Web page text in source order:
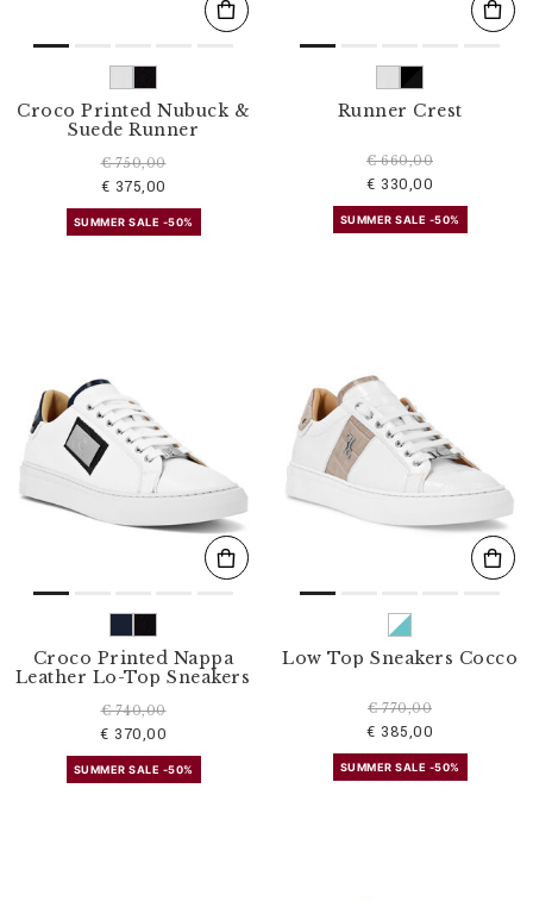
Croco Printed Nubuck &
Suede Runner
€ 750,00
€ 375,00
SUMMER SALE -50%
Runner Crest
€ 660,00
€ 330,00
SUMMER SALE -50%
Croco Printed Nappa
Leather Lo-Top Sneakers
€ 740,00
€ 370,00
SUMMER SALE -50%
Low Top Sneakers Cocco
€ 770,00
€ 385,00
SUMMER SALE -50%